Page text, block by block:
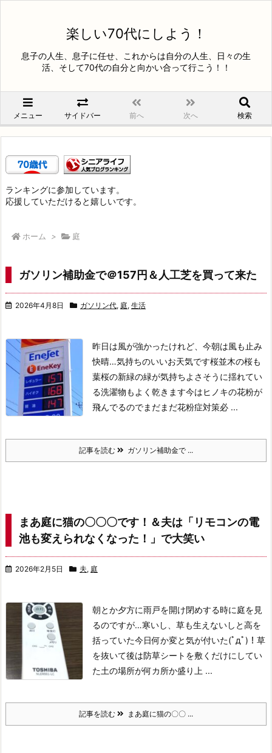
楽しい70代にしよう！
息子の人生、息子に任せ、これからは自分の人生、日々の生
活、そして70代の自分と向かい合って行こう！！
メニュー サイドバー 前へ 次へ 検索
ランキングに参加しています。
応援していただけると嬉しいです。
ホーム > 庭
ガソリン補助金で＠157円＆人工芝を買って来た
2026年4月8日 ガソリン代, 庭, 生活
昨日は風が強かったけれど、今朝は風も止み
快晴…気持ちのいいお天気です桜並木の桜も
葉桜の新緑の緑が気持ちよさそうに揺れてい
る洗濯物もよく乾きます今はヒノキの花粉が
飛んでるのでまだまだ花粉症対策必 ...
記事を読む ガソリン補助金で ...
まあ庭に猫の〇〇〇です！＆夫は「リモコンの電
池も変えられなくなった！」で大笑い
2026年2月5日 夫, 庭
朝とか夕方に雨戸を開け閉めする時に庭を見
るのですが…寒いし、草も生えないしと高を
括っていた今日何か変と気が付いた(ﾟдﾟ)！ 草
を抜いて後は防草シートを敷くだけにしてい
た土の場所が何カ所か盛り上 ...
記事を読む まあ庭に猫の〇〇 ...